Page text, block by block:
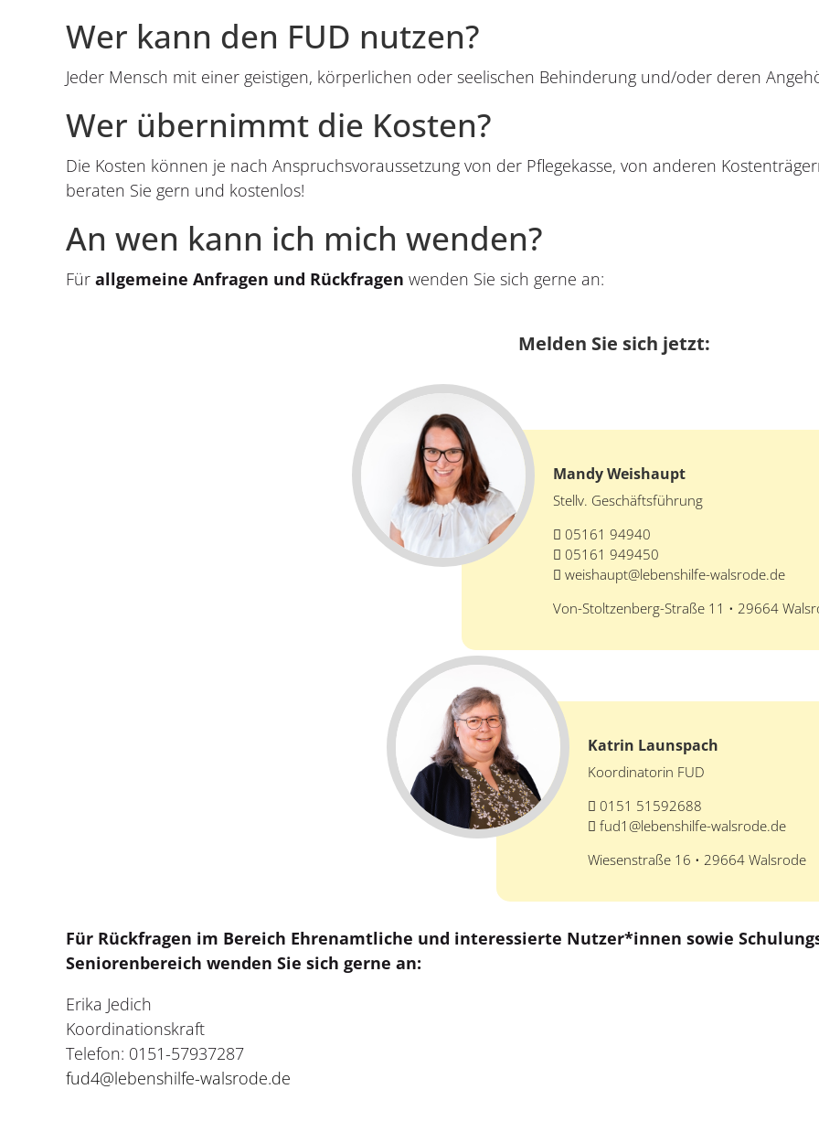
Wer kann den FUD nutzen?
Jeder Mensch mit einer geistigen, körperlichen oder seelischen Behinderung und/oder deren
Wer übernimmt die Kosten?
Die Kosten können je nach Anspruchsvoraussetzung von der Pflegekasse, von anderen
beraten Sie gern und kostenlos!
An wen kann ich mich wenden?
Für allgemeine Anfragen und Rückfragen wenden Sie sich gerne an:
Melden Sie sich jetzt:
Mandy Weishaupt
Stellv. Geschäftsführung
05161 94940
05161 949450
weishaupt@lebenshilfe-walsrode.de
Von-Stoltzenberg-Straße 11 • 29664
Katrin Launspach
Koordinatorin FUD
0151 51592688
fud1@lebenshilfe-walsrode.de
Wiesenstraße 16 • 29664 Walsrode
Für Rückfragen im Bereich Ehrenamtliche und interessierte Nutzer*innen sowie
Seniorenbereich wenden Sie sich gerne an:
Erika Jedich
Koordinationskraft
Telefon: 0151-57937287
fud4@lebenshilfe-walsrode.de